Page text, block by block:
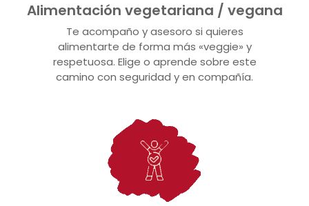
Alimentación vegetariana / vegana
Te acompaño y asesoro si quieres
alimentarte de forma más «veggie» y
respetuosa. Elige o aprende sobre este
camino con seguridad y en compañía.